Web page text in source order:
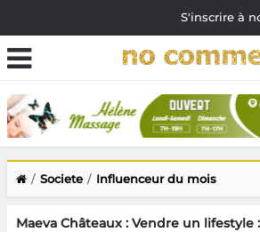
S'inscrire à
Societe Influenceur du mois
Maeva Châteaux : Vendre un